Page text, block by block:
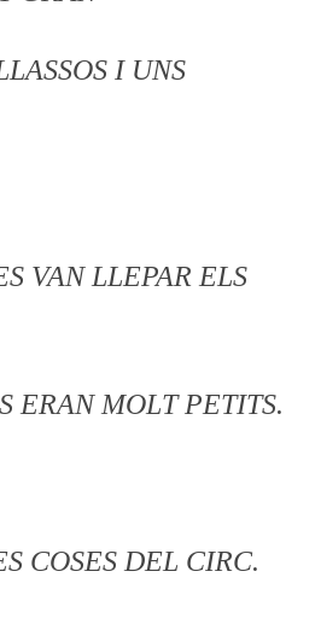
I UNS
VAN LLEPAR ELS
ERAN MOLT PETITS.
COSES DEL CIRC.